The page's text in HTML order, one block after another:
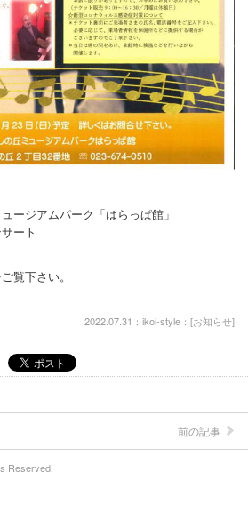
ージアムパーク「はらっぱ館」
ート
覧下さい。
2022.07.31：ikoi-style：[お知らせ]
前の記事
Reserved.